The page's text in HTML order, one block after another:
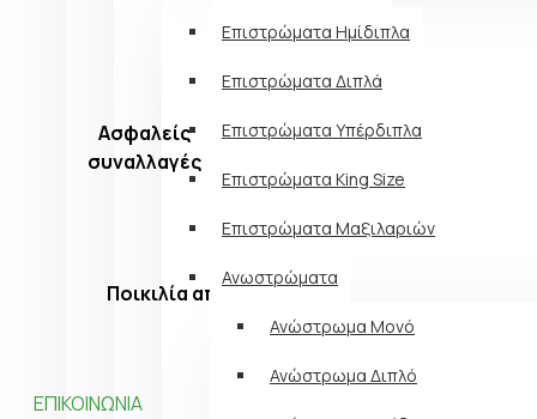
Επιστρώματα Ημίδιπλα
Επιστρώματα Διπλά
Επιστρώματα Υπέρδιπλα
Επιστρώματα King Size
Επιστρώματα Μαξιλαριών
Ανωστρώματα
Ανώστρωμα Μονό
Ανώστρωμα Διπλό
ογκώδη
Ασφαλείς
συναλλαγές
Κάντε τις
αγορές σας
ευκολία
Ποικιλία από Τop Βrands
ΕΠΙΚΟΙΝΩΝΙΑ